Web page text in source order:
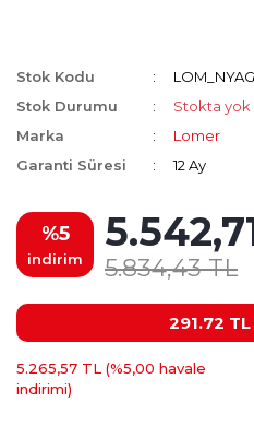
Stok Kodu
Stok Durumu
Stokta yok
Marka
Lomer
Garanti Süresi
12 Ay
%5
indirim 5.834,43 TL
291.72 TL
5.265,57 TL (%5,00 havale
indirimi)